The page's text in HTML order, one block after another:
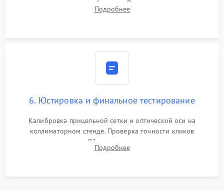
нанесение влагозащитной смазки. Вакуумирование корпуса
и заполнение его осушенным азотом или аргоном для
Подробнее
6. Юстировка и финальное тестирование
Калибровка прицельной сетки и оптической оси на
коллиматорном стенде. Проверка точности кликов
механизма поправок. Обязательное испытание прицела на
ударном стенде для проверки устойчивости к отдаче и
Подробнее